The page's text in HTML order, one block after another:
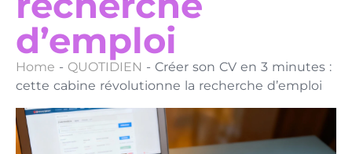
d’emploi
Home - QUOTIDIEN - Créer son CV en 3 minutes :
cette cabine révolutionne la recherche d’emploi